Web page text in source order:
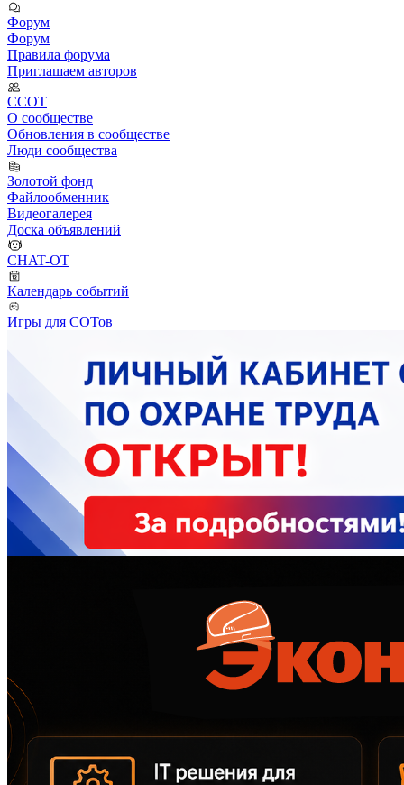
Форум
Форум
Правила форума
Приглашаем авторов
ССОТ
О сообществе
Обновления в сообществе
Люди сообщества
Золотой фонд
Файлообменник
Видеогалерея
Доска объявлений
CHAT-OT
Календарь событий
Игры для СОТов